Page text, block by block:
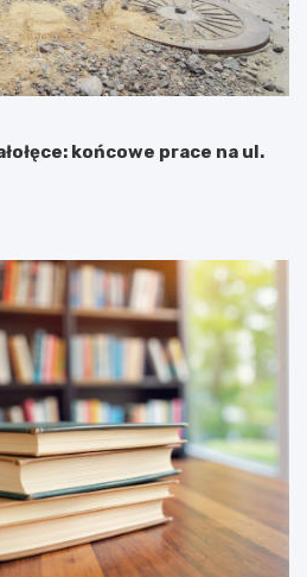
końcowe prace na ul.